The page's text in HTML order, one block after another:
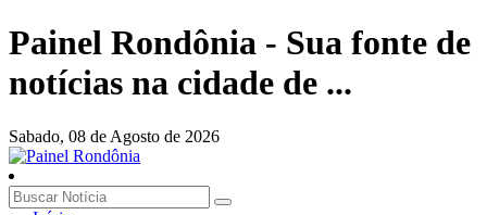
Painel Rondônia - Sua fonte de
notícias na cidade de ...
Sabado, 08 de Agosto de 2026